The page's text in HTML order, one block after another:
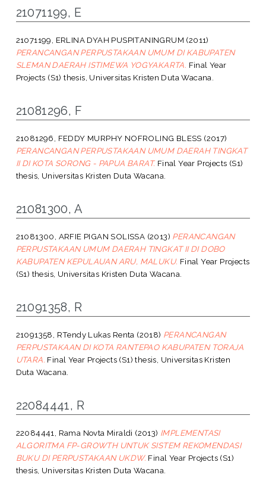
21071199, E
21071199, ERLINA DYAH PUSPITANINGRUM (2011)
PERANCANGAN PERPUSTAKAAN UMUM DI KABUPATEN
SLEMAN DAERAH ISTIMEWA YOGYAKARTA. Final Year
Projects (S1) thesis, Universitas Kristen Duta Wacana.
21081296, F
21081296, FEDDY MURPHY NOFROLING BLESS (2017)
PERANCANGAN PERPUSTAKAAN UMUM DAERAH TINGKAT
II DI KOTA SORONG - PAPUA BARAT. Final Year Projects (S1)
thesis, Universitas Kristen Duta Wacana.
21081300, A
21081300, ARFIE PIGAN SOLISSA (2013) PERANCANGAN
PERPUSTAKAAN UMUM DAERAH TINGKAT II DI DOBO
KABUPATEN KEPULAUAN ARU, MALUKU. Final Year Projects
(S1) thesis, Universitas Kristen Duta Wacana.
21091358, R
21091358, RTendy Lukas Renta (2018) PERANCANGAN
PERPUSTAKAAN DI KOTA RANTEPAO KABUPATEN TORAJA
UTARA. Final Year Projects (S1) thesis, Universitas Kristen
Duta Wacana.
22084441, R
22084441, Rama Novta Miraldi (2013) IMPLEMENTASI
ALGORITMA FP-GROWTH UNTUK SISTEM REKOMENDASI
BUKU DI PERPUSTAKAAN UKDW. Final Year Projects (S1)
thesis, Universitas Kristen Duta Wacana.